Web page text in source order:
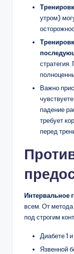
утром)
Важно
падение
требует
перед
Интервальное
всем. От метода
под строгим
Диабете 1
Язвенной